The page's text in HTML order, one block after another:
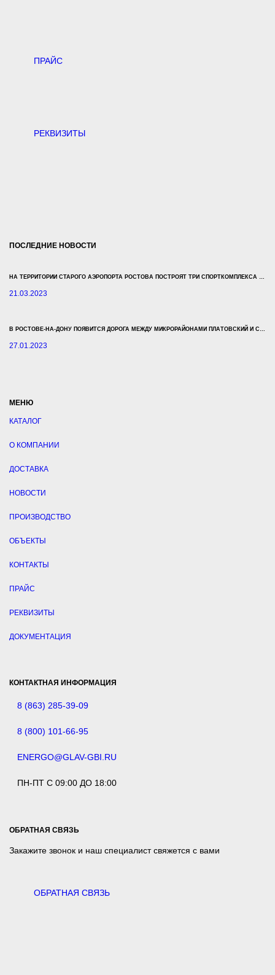
ПРАЙС
РЕКВИЗИТЫ
ПОСЛЕДНИЕ НОВОСТИ
21.03.2023
27.01.2023
МЕНЮ
КАТАЛОГ
О КОМПАНИИ
ДОСТАВКА
НОВОСТИ
ПРОИЗВОДСТВО
ОБЪЕКТЫ
КОНТАКТЫ
ПРАЙС
РЕКВИЗИТЫ
ДОКУМЕНТАЦИЯ
КОНТАКТНАЯ ИНФОРМАЦИЯ
8 (863) 285-39-09
8 (800) 101-66-95
ENERGO@GLAV-GBI.RU
ПН-ПТ С 09:00 ДО 18:00
ОБРАТНАЯ СВЯЗЬ
Закажите звонок и наш специалист свяжется с вами
ОБРАТНАЯ СВЯЗЬ